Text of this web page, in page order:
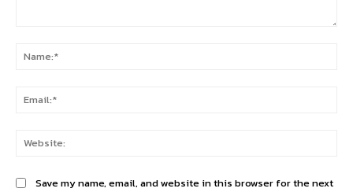
Save my name, email, and website in this browser for the next